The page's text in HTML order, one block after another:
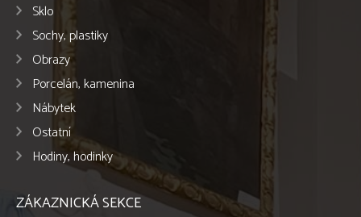
Sklo
Sochy, plastiky
Obrazy
Porcelán, kamenina
Nábytek
Ostatní
Hodiny, hodinky
ZÁKAZNICKÁ SEKCE